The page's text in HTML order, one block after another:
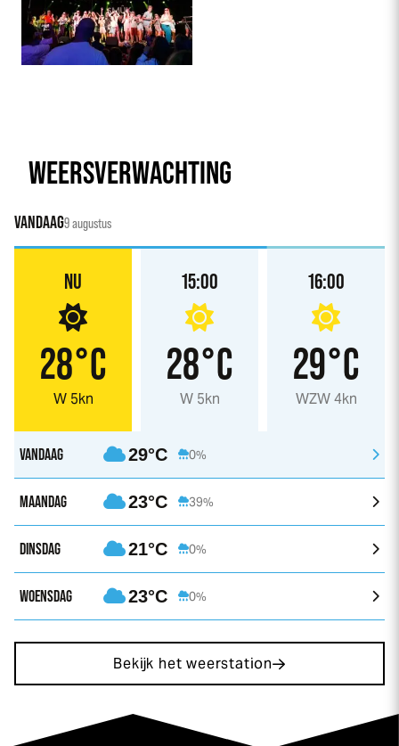
WEERSVERWACHTING
VANDAAG9 augustus
NU
28°C
W 5kn
15:00
28°C
W 5kn
16:00
29°C
WZW 4kn
VANDAAG 29°C 0%
MAANDAG 23°C 39%
DINSDAG 21°C 0%
WOENSDAG 23°C 0%
Bekijk het weerstation